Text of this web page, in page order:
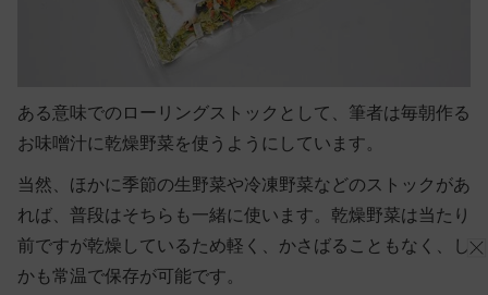
ある意味でのローリングストックとして、筆者は毎朝作る
お味噌汁に乾燥野菜を使うようにしています。
当然、ほかに季節の生野菜や冷凍野菜などのストックがあ
れば、普段はそちらも一緒に使います。乾燥野菜は当たり
前ですが乾燥しているため軽く、かさばることもなく、し
かも常温で保存が可能です。